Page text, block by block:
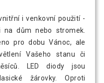
i venkovní použití -
dům nebo stromek.
pro dobu Vánoc, ale
Vašeho stanu či
LED diody jsou
žárovky. Oproti